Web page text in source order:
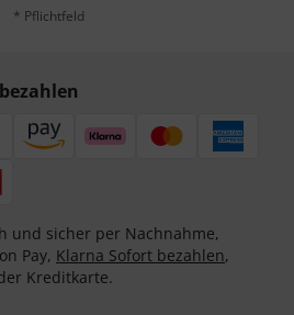
* Pflichtfeld
und sicher per Nachnahme,
Pay, Klarna Sofort bezahlen,
Kreditkarte.